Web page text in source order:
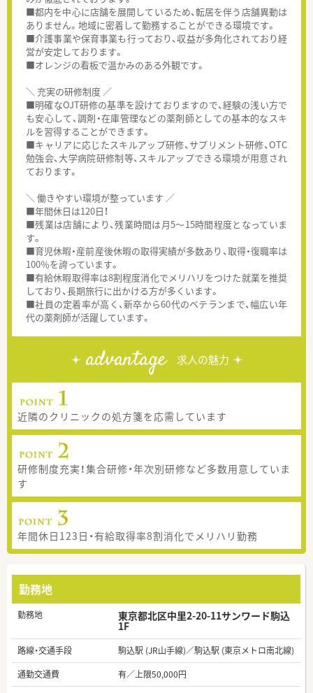
■都内を中心に店舗を展開しているため、転居を伴う店舗異動は
ありません。地域に密着して勤務することができる環境です。
■介護事業や保育事業も行っており、収益が多角化されており経
営が安定しております。
■オレンジの看板で温かみのある外観です。
＼ 充実の研修制度 ／
■明確なOJT研修の基準を設けておりますので、経験の浅い方で
も安心して、調剤・在庫管理などの薬剤師としての基本的なスキ
ルを習得することができます。
■キャリアに応じたスキルアップ研修、サプリメント研修、OTC
勉強会、大学病院研修制等、スキルアップできる環境が用意され
ております。
＼ 働きやすい環境が整っています ／
■年間休日は120日！
■残業は店舗により、残業時間は月5～15時間程度となっていま
す。
■育児休暇・産前産後休暇の取得実績が多数あり、取得・復職率は
100％を誇っています。
■有給休暇取得率は8割程度消化でメリハリをつけた就業を推奨
しており、長期旅行に出かける方が多くいます。
■社員の定着率が高く、新卒から60代のベテランまで、幅広い年
代の薬剤師が活躍しています。
advantage 求人の魅力
近隣のクリニックの処方箋を応需しています
研修制度充実！集合研修・年次別研修など多数用意していま
す
年間休日123日・有給取得率8割消化でメリハリ勤務
勤務地
勤務地 東京都北区中里2-20-11サンワード駒込
1F
路線・交通手段
駒込駅 (JR山手線)／駒込駅 (東京メトロ南北線)
通勤交通費
有／上限50,000円